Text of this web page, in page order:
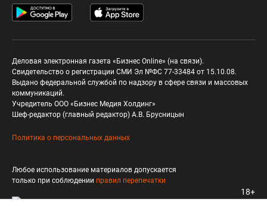
Деловая электронная газета «Бизнес Online» (на связи).
Свидетельство о регистрации СМИ Эл №ФС 77-33484 от 15.10.08.
Выдано федеральной службой по надзору в сфере связи и массовых
коммуникаций.
Учредитель ООО «Бизнес Медия Холдинг»
Шеф-редактор (главный редактор) А.В. Брусницын
Политика о персональных данных
Любое использование материалов допускается
только при соблюдении правил перепечатки
18+